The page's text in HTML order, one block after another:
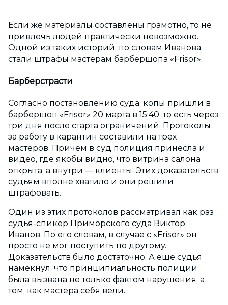
Если же материалы составлены грамотно, то не
привлечь людей практически невозможно.
Одной из таких историй, по словам Иванова,
стали штрафы мастерам барбершопа «Frisor».
Барберстрасти
Согласно постановлению суда, копы пришли в
барбершоп «Frisor» 20 марта в 15:40, то есть через
три дня после старта ограничений. Протоколы
за работу в карантин составили на трех
мастеров. Причем в суд полиция принесла и
видео, где якобы видно, что витрина салона
открыта, а внутри — клиенты. Этих доказательств
судьям вполне хватило и они решили
штрафовать.
Один из этих протоколов рассматривал как раз
судья-спикер Приморского суда Виктор
Иванов. По его словам, в случае с «Frisor» он
просто не мог поступить по другому.
Доказательств было достаточно. А еще судья
намекнул, что принципиальность полиции
была вызвана не только фактом нарушения, а
тем, как мастера себя вели.